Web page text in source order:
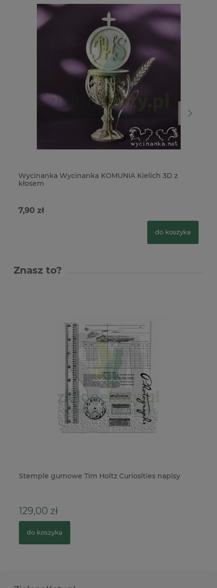
Wycinanka Wycinanka KOMUNIA Kielich 3D z
kłosem
7,90 zł
do koszyka
Znasz to?
Stemple gumowe Tim Holtz Curiosities napisy
129,00 zł
do koszyka